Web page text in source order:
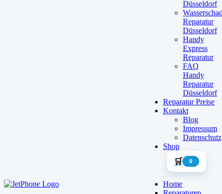
Düsseldorf
Reparatur
Düsseldorf
Handy
Express
Reparatur
FAQ
Handy
Reparatur
Düsseldorf
Reparatur Preise
Kontakt
Blog
Impressum
Datenschutz
Shop
🛒 0
Home